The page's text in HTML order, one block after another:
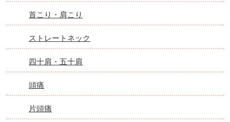
首こり・肩こり
ストレートネック
四十肩・五十肩
頭痛
片頭痛